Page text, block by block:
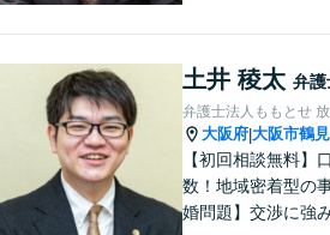
にご相談ください
故：9年前の事故
の賠償を獲得】
土井 稜太 弁護
弁護士法人ももとせ
大阪府|大阪市鶴
【初回相談無料】
数！地域密着型の
婚問題】交渉に強